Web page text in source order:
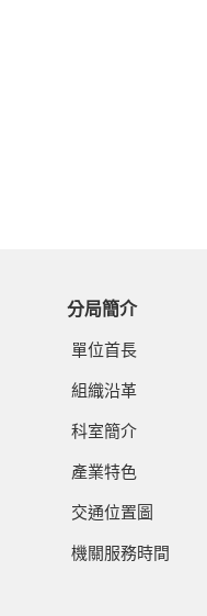
分局簡介
單位首長
組織沿革
科室簡介
產業特色
交通位置圖
機關服務時間